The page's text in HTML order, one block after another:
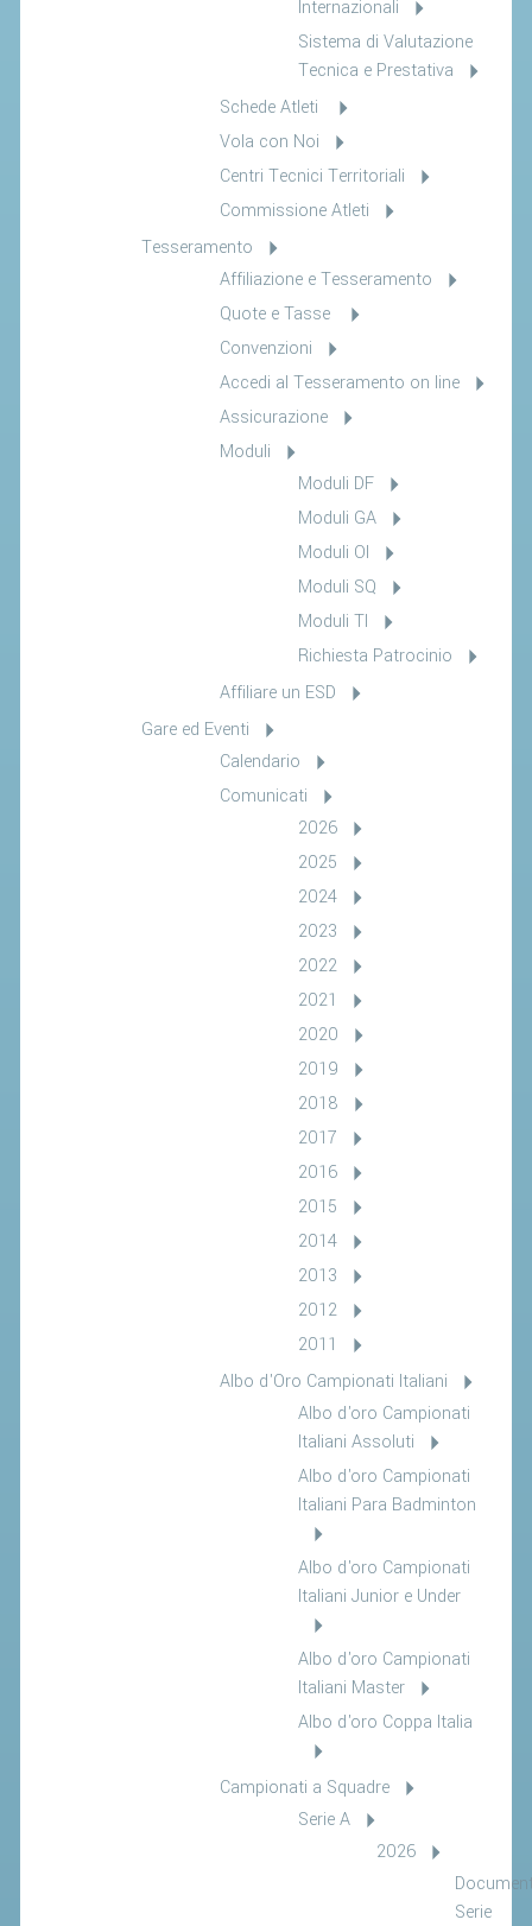
Internazionali
Sistema di Valutazione
Tecnica e Prestativa
Schede Atleti
Vola con Noi
Centri Tecnici Territoriali
Commissione Atleti
Tesseramento
Affiliazione e Tesseramento
Quote e Tasse
Convenzioni
Accedi al Tesseramento on line
Assicurazione
Moduli
Moduli DF
Moduli GA
Moduli OI
Moduli SQ
Moduli TI
Richiesta Patrocinio
Affiliare un ESD
Gare ed Eventi
Calendario
Comunicati
2026
2025
2024
2023
2022
2021
2020
2019
2018
2017
2016
2015
2014
2013
2012
2011
Albo d'Oro Campionati Italiani
Albo d'oro Campionati
Italiani Assoluti
Albo d'oro Campionati
Italiani Para Badminton
Albo d'oro Campionati
Italiani Junior e Under
Albo d'oro Campionati
Italiani Master
Albo d'oro Coppa Italia
Campionati a Squadre
Serie A
2026
Serie